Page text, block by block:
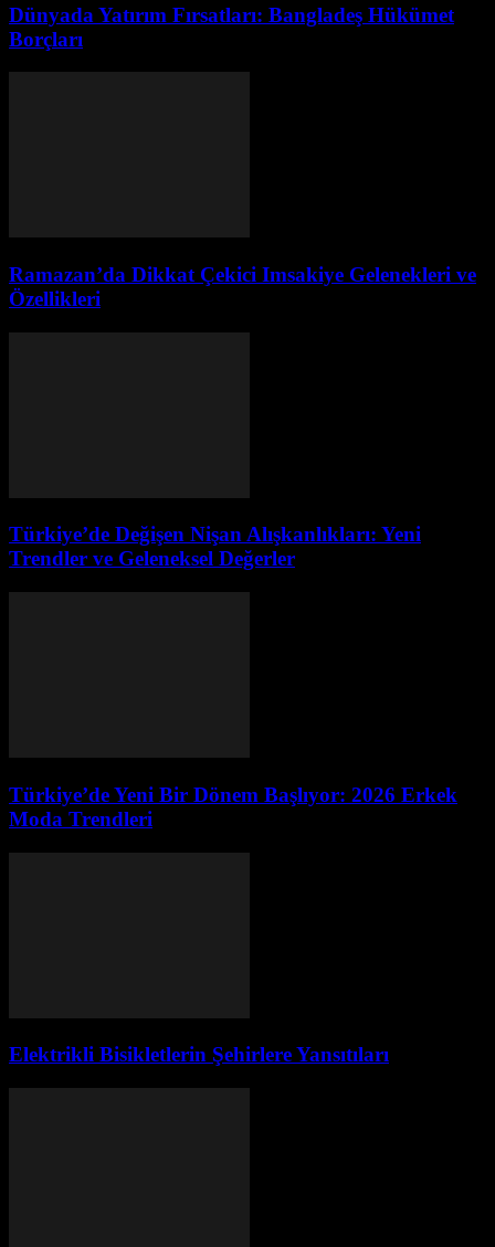
Dünyada Yatırım Fırsatları: Bangladeş Hükümet
Borçları
Ramazan’da Dikkat Çekici Imsakiye Gelenekleri ve
Özellikleri
Türkiye’de Değişen Nişan Alışkanlıkları: Yeni
Trendler ve Geleneksel Değerler
Türkiye’de Yeni Bir Dönem Başlıyor: 2026 Erkek
Moda Trendleri
Elektrikli Bisikletlerin Şehirlere Yansıtıları